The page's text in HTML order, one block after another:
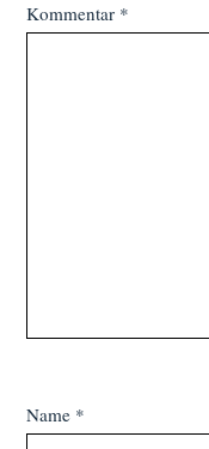
Kommentar *
Name *